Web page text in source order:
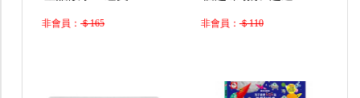
非會員：＄165 非會員：＄110